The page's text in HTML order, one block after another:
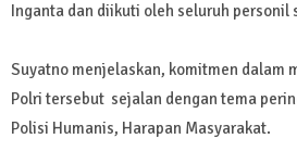
Inganta dan diikuti oleh seluruh personil
Suyatno menjelaskan, komitmen dalam
Polri tersebut sejalan dengan tema
Polisi Humanis, Harapan Masyarakat.